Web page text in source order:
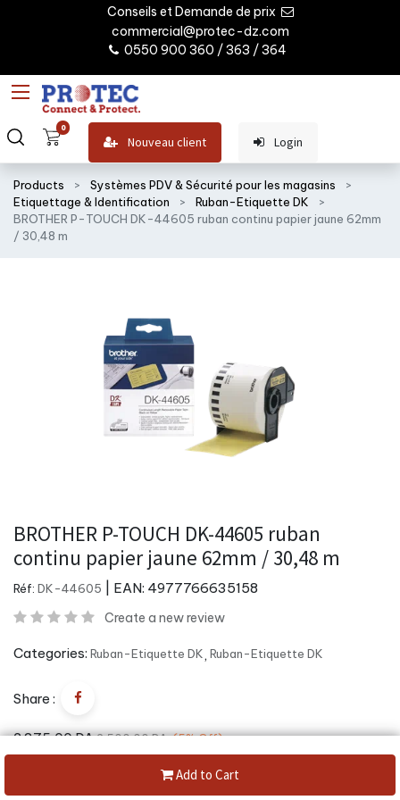
Conseils et Demande de prix
commercial@protec-dz.com
0550 900 360 / 363 / 364
0
Nouveau client Login
Products
Systèmes PDV & Sécurité pour les magasins
Etiquettage & Identification
Ruban-Etiquette DK
BROTHER P-TOUCH DK-44605 ruban continu papier jaune 62mm
/ 30,48 m
Add to Cart
BROTHER P-TOUCH DK-44605 ruban
continu papier jaune 62mm / 30,48 m
Réf: DK-44605 | EAN: 4977766635158
Create a new review
Categories: Ruban-Etiquette DK, Ruban-Etiquette DK
Share :
2 375,00DA2 500,00DA (5%Off)